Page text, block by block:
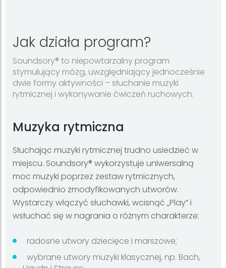
Jak działa program?
Soundsory® to niepowtarzalny program
stymulujący mózg, uwzględniający jednocześnie
dwie formy aktywności – słuchanie muzyki
rytmicznej i wykonywanie ćwiczeń ruchowych.
Muzyka rytmiczna
Słuchając muzyki rytmicznej trudno usiedzieć w
miejscu. Soundsory® wykorzystuje uniwersalną
moc muzyki poprzez zestaw rytmicznych,
odpowiednio zmodyfikowanych utworów.
Wystarczy włączyć słuchawki, wcisnąć „Play” i
wsłuchać się w nagrania o różnym charakterze:
radosne utwory dziecięce i marszowe;
wybrane utwory muzyki klasycznej, np. Bach,